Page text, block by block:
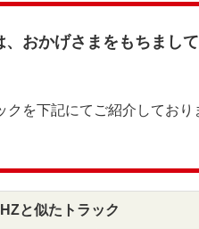
、おかげさまをもちまし
クを下記にてご紹介しており
と似たトラック